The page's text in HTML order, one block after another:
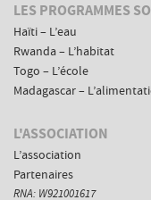
Menus
de
navigation
complémentaires
LES PROGRAMMES
Haïti – L’eau
Rwanda – L’habitat
Togo – L’école
Madagascar –
L'ASSOCIATION
L’association
Partenaires
RNA: W921001617